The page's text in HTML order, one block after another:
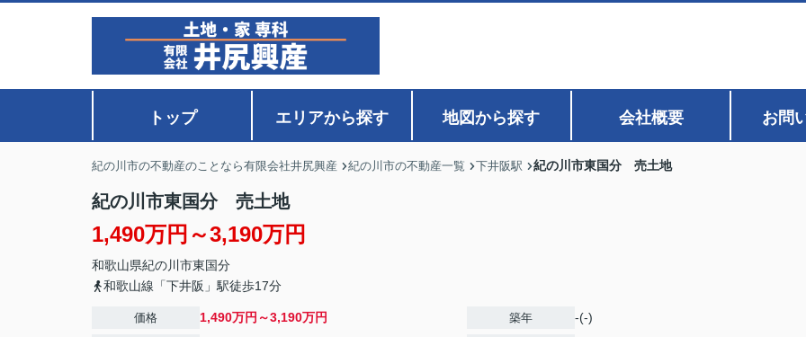
トップ エリアから探す 地図から探す 会社概要 お問
紀の川市の不動産のことなら有限会社井尻興産 紀の川市の不動産一覧 下井阪駅 紀の川市東国分 売土地
紀の川市東国分 売土地
1,490万円～3,190万円
和歌山県紀の川市東国分
和歌山線「下井阪」駅徒歩17分
価格 1,490万円～3,190万円 築年 -(-)